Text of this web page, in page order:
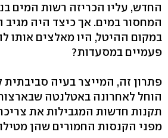
החדש, עליו הכריזה רשות המים
המחסור במים. אך כיצד היה מגיב
במקום ההיטל, היו מאלצים אותו
פעמיים במסעדות?
פתרון זה, המייצר בעיה
הוחל לאחרונה באטלנטה
תקנות חדשות המגבילות את
מפני הקנסות החמורים שהן